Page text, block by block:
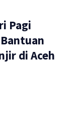
Pagi
di Aceh